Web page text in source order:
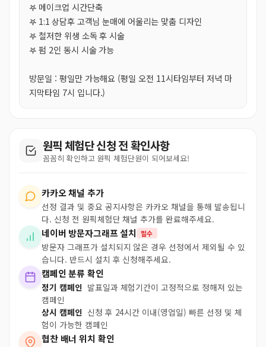
𖤐 메이크업 시간단축
𖤐 1:1 상담후 고객님 눈매에 어울리는 맞춤 디자인
𖤐 철저한 위생 소독 후 시술
𖤐 펌 2인 동시 시술 가능
방문일 : 평일만 가능해요 (평일 오전 11시타임부터 저녁 마
지막타임 7시 입니다.)
원픽 체험단 신청 전 확인사항
꼼꼼히 확인하고 원픽 체험단원이 되어보세요!
카카오 채널 추가
선정 결과 및 중요 공지사항은 카카오 채널을 통해 발송됩니
다. 신청 전 원픽체험단 채널 추가를 완료해주세요.
네이버 방문자그래프 설치 필수
방문자 그래프가 설치되지 않은 경우 선정에서 제외될 수 있
습니다. 반드시 설치 후 신청해주세요.
캠페인 분류 확인
정기 캠페인 발표일과 체험기간이 고정적으로 정해져 있는
캠페인
상시 캠페인 신청 후 24시간 이내(영업일) 빠른 선정 및 체
험이 가능한 캠페인
협찬 배너 위치 확인